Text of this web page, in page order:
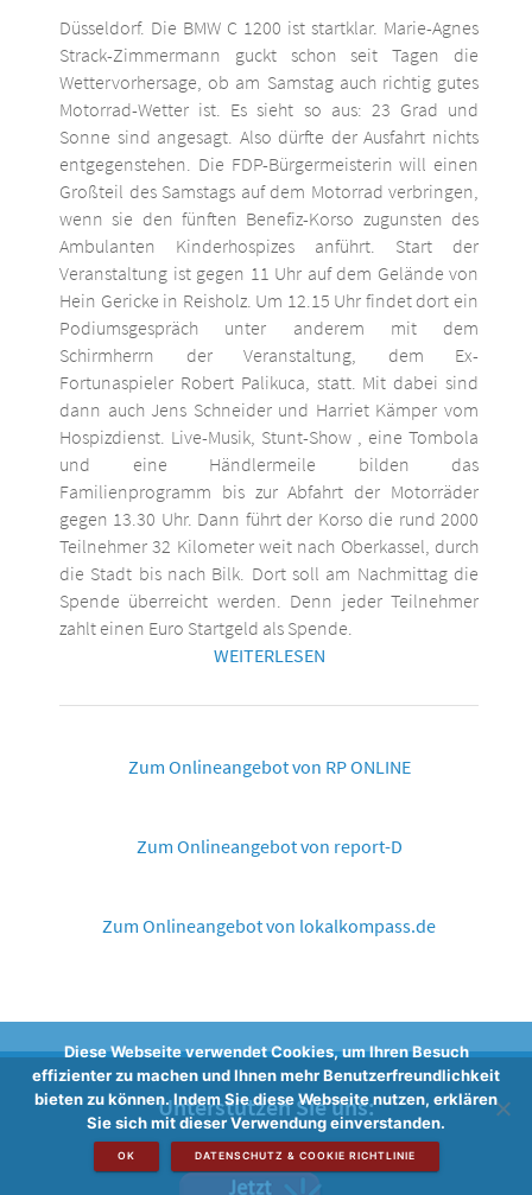
Düsseldorf. Die BMW C 1200 ist startklar. Marie-Agnes
Strack-Zimmermann guckt schon seit Tagen die
Wettervorhersage, ob am Samstag auch richtig gutes
Motorrad-Wetter ist. Es sieht so aus: 23 Grad und
Sonne sind angesagt. Also dürfte der Ausfahrt nichts
entgegenstehen. Die FDP-Bürgermeisterin will einen
Großteil des Samstags auf dem Motorrad verbringen,
wenn sie den fünften Benefiz-Korso zugunsten des
Ambulanten Kinderhospizes anführt. Start der
Veranstaltung ist gegen 11 Uhr auf dem Gelände von
Hein Gericke in Reisholz. Um 12.15 Uhr findet dort ein
Podiumsgespräch unter anderem mit dem
Schirmherrn der Veranstaltung, dem Ex-
Fortunaspieler Robert Palikuca, statt. Mit dabei sind
dann auch Jens Schneider und Harriet Kämper vom
Hospizdienst. Live-Musik, Stunt-Show , eine Tombola
und eine Händlermeile bilden das
Familienprogramm bis zur Abfahrt der Motorräder
gegen 13.30 Uhr. Dann führt der Korso die rund 2000
Teilnehmer 32 Kilometer weit nach Oberkassel, durch
die Stadt bis nach Bilk. Dort soll am Nachmittag die
Spende überreicht werden. Denn jeder Teilnehmer
zahlt einen Euro Startgeld als Spende.
WEITERLESEN
Zum Onlineangebot von RP ONLINE
Zum Onlineangebot von report-D
Zum Onlineangebot von lokalkompass.de
Unterstützen Sie uns:
Diese Webseite verwendet Cookies, um Ihren Besuch
effizienter zu machen und Ihnen mehr Benutzerfreundlichkeit
bieten zu können. Indem Sie diese Webseite nutzen, erklären
Sie sich mit dieser Verwendung einverstanden.
OK DATENSCHUTZ & COOKIE RICHTLINIE